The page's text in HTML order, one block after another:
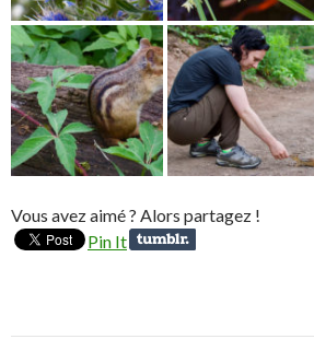
Vous avez aimé ? Alors partagez !
Pin It